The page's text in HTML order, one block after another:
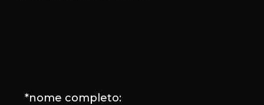
*nome completo: